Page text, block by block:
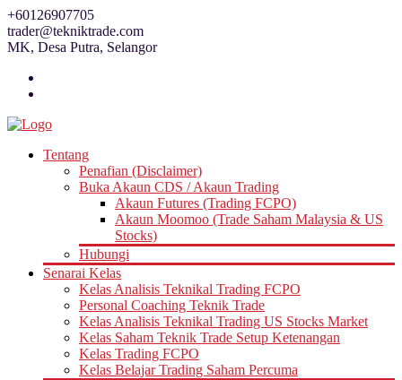
Skip
to
content
+60126907705
trader@tekniktrade.com
MK, Desa Putra, Selangor
Tentang
Penafian (Disclaimer)
Buka Akaun CDS / Akaun Trading
Akaun Futures (Trading FCPO)
Akaun Moomoo (Trade Saham Malaysia & US
Stocks)
Hubungi
Senarai Kelas
Kelas Analisis Teknikal Trading FCPO
Personal Coaching Teknik Trade
Kelas Analisis Teknikal Trading US Stocks Market
Kelas Saham Teknik Trade Setup Ketenangan
Kelas Trading FCPO
Kelas Belajar Trading Saham Percuma